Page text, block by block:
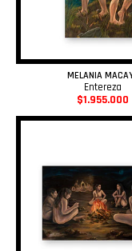
MELANIA
Entereza
$1.955.000